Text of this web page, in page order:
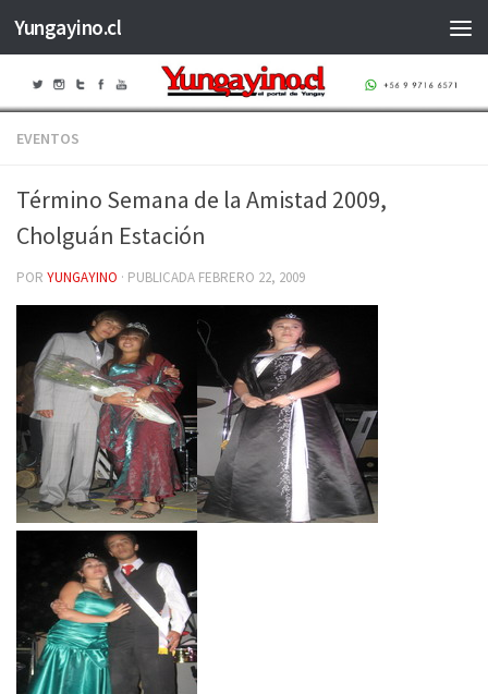
Saltar al contenido
Yungayino.cl
EVENTOS
Término Semana de la Amistad 2009,
Cholguán Estación
POR YUNGAYINO · PUBLICADA FEBRERO 22, 2009